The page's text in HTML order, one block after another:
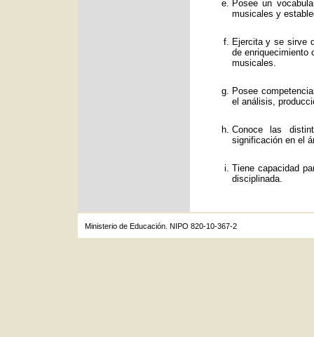
Posee un
musicales y
Ejercita y se sirve
de enriquecimiento
musicales.
Posee
el análisis,
Conoce las
significación en el
Tiene capacidad
disciplinada.
Ministerio de Educación. NIPO 820-10-367-2